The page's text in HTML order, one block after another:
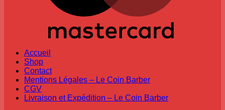
Accueil
Shop
Contact
Mentions Légales – Le Coin Barber
CGV
Livraison et Expédition – Le Coin Barber